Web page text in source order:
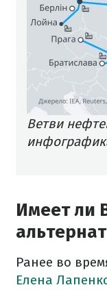
Ветви
Имеет ли
Ранее во
Елена